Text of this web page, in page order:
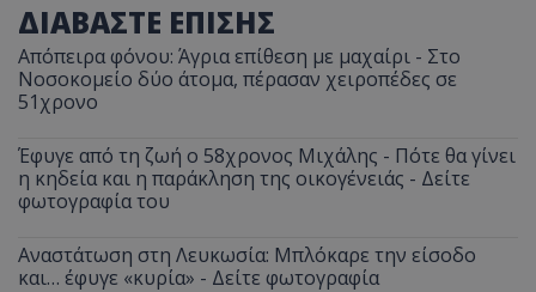
ΔΙΑΒΑΣΤΕ ΕΠΙΣΗΣ
Απόπειρα φόνου: Άγρια επίθεση με μαχαίρι - Στο
Νοσοκομείο δύο άτομα, πέρασαν χειροπέδες σε
51χρονο
Έφυγε από τη ζωή ο 58χρονος Μιχάλης - Πότε θα γίνει
η κηδεία και η παράκληση της οικογένειάς - Δείτε
φωτογραφία του
Αναστάτωση στη Λευκωσία: Μπλόκαρε την είσοδο
και… έφυγε «κυρία» - Δείτε φωτογραφία